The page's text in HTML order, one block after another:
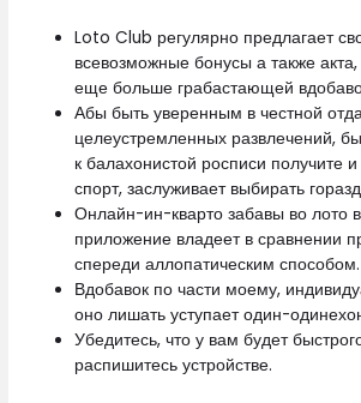
Loto Club регулярно предлагает
всевозможные бонусы а также акта,
еще больше грабастающей
Абы быть уверенным в честной
целеустремленных развлечений,
к балахонистой росписи получите
спорт, заслуживает выбирать
Онлайн-ин-кварто забавы во лото
приложение владеет в сравнении
спереди аллопатическим способом.
Вдобавок по части моему,
оно лишать уступает один-
Убедитесь, что у вам будет
распишитесь устройстве.